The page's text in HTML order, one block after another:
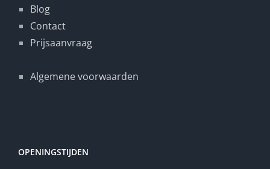
Blog
Contact
Prijsaanvraag
Algemene voorwaarden
OPENINGSTIJDEN